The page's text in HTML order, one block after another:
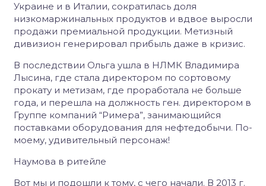
Украине и в Италии, сократилась доля
низкомаржинальных продуктов и вдвое выросли
продажи премиальной продукции. Метизный
дивизион генерировал прибыль даже в кризис.
В последствии Ольга ушла в НЛМК Владимира
Лысина, где стала директором по сортовому
прокату и метизам, где проработала не больше
года, и перешла на должность ген. директором в
Группе компаний “Римера”, занимающийся
поставками оборудования для нефтедобычи. По-
моему, удивительный персонаж!
Наумова в ритейле
Вот мы и подошли к тому, с чего начали. В 2013 г.